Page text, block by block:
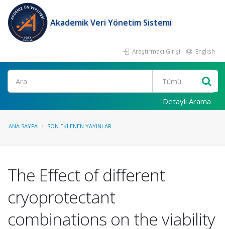
Akademik Veri Yönetim Sistemi
Araştırmacı Girişi English
Ara
Detaylı Arama
ANA SAYFA SON EKLENEN YAYINLAR
The Effect of different
cryoprotectant
combinations on the viability